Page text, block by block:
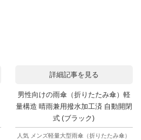
詳細記事を見る
男性向けの雨傘（折りたたみ傘）軽
量構造 晴雨兼用撥水加工済 自動開閉
式 (ブラック)
人気 メンズ軽量大型雨傘（折りたたみ傘）